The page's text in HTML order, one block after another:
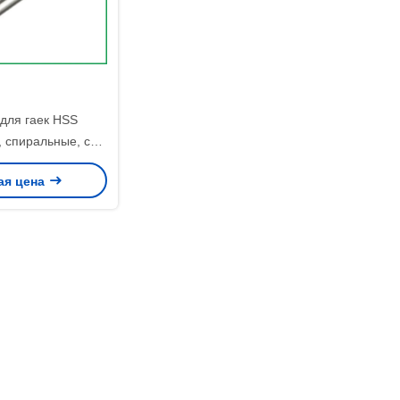
гаек HSS
с
олова, прочные,
инструменты
цена